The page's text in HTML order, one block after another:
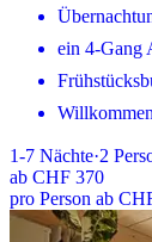
ein 4-Gang
1-7 Nächte·2
ab CHF 370
pro Person ab